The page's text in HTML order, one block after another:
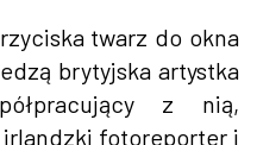
twarz do okna
brytyjska artystka
z nią,
fotoreporter i